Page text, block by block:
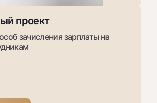
проект
зачисления зарплаты на